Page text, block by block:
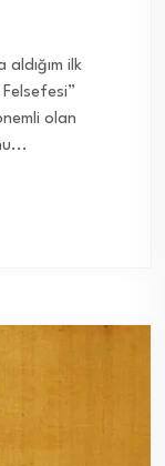
ilk
olan